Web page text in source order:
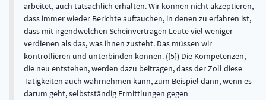
arbeitet, auch tatsächlich erhalten. Wir können nicht akzeptieren,
dass immer wieder Berichte auftauchen, in denen zu erfahren ist,
dass mit irgendwelchen Scheinverträgen Leute viel weniger
verdienen als das, was ihnen zusteht. Das müssen wir
kontrollieren und unterbinden können. ({5}) Die Kompetenzen,
die neu entstehen, werden dazu beitragen, dass der Zoll diese
Tätigkeiten auch wahrnehmen kann, zum Beispiel dann, wenn es
darum geht, selbstständig Ermittlungen gegen